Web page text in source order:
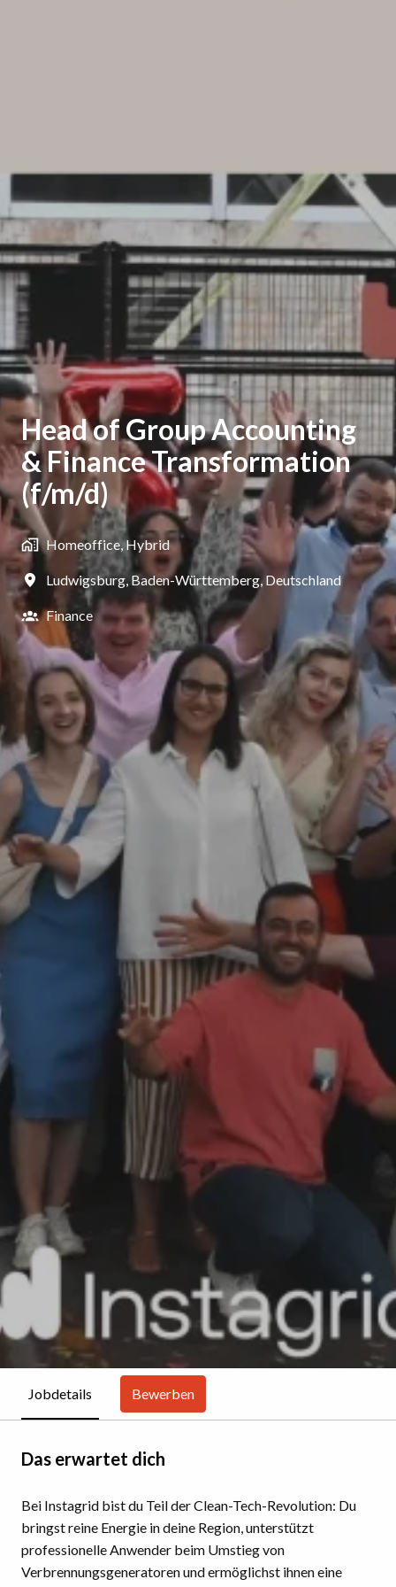
Head of Group Accounting
& Finance Transformation
(f/m/d)
Homeoffice, Hybrid
Ludwigsburg, Baden-Württemberg, Deutschland
Finance
Jobdetails Bewerben
Das erwartet dich
Bei Instagrid bist du Teil der Clean-Tech-Revolution: Du
bringst reine Energie in deine Region, unterstützt
professionelle Anwender beim Umstieg von
Verbrennungsgeneratoren und ermöglichst ihnen eine